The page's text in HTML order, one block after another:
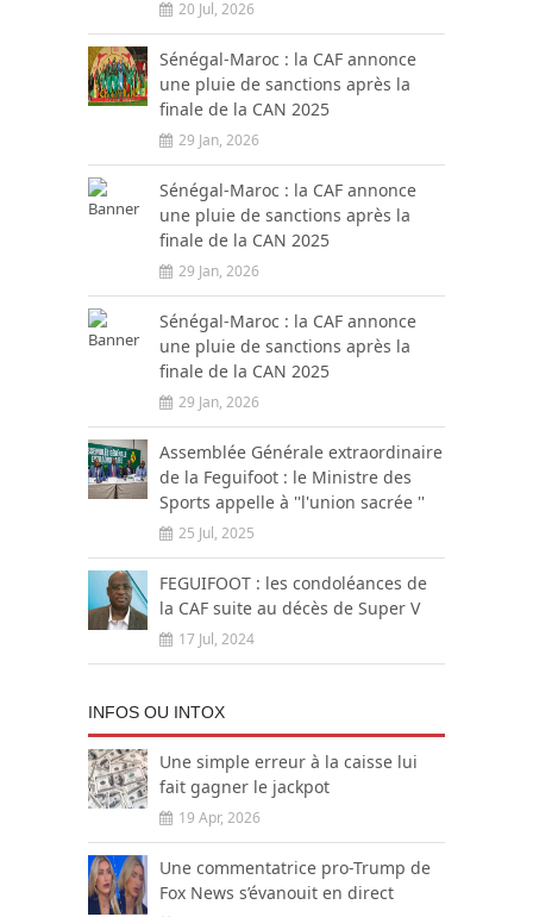
20 Jul, 2026
Sénégal-Maroc : la CAF annonce
une pluie de sanctions après la
finale de la CAN 2025
29 Jan, 2026
Sénégal-Maroc : la CAF annonce
une pluie de sanctions après la
finale de la CAN 2025
29 Jan, 2026
Sénégal-Maroc : la CAF annonce
une pluie de sanctions après la
finale de la CAN 2025
29 Jan, 2026
Assemblée Générale extraordinaire
de la Feguifoot : le Ministre des
Sports appelle à ''l'union sacrée ''
25 Jul, 2025
FEGUIFOOT : les condoléances de
la CAF suite au décès de Super V
17 Jul, 2024
INFOS OU INTOX
Une simple erreur à la caisse lui
fait gagner le jackpot
19 Apr, 2026
Une commentatrice pro-Trump de
Fox News s’évanouit en direct